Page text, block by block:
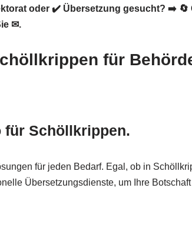
oder ✔️ Übersetzung gesucht? ➡️ 🔄
✉.
für
für Schöllkrippen.
für jeden Bedarf. Egal, ob in
Übersetzungsdienste, um Ihre